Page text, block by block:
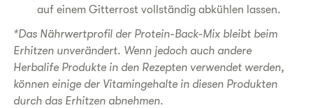
auf einem Gitterrost vollständig abkühlen lassen.
*Das Nährwertprofil der Protein-Back-Mix bleibt beim
Erhitzen unverändert. Wenn jedoch auch andere
Herbalife Produkte in den Rezepten verwendet werden,
können einige der Vitamingehalte in diesen Produkten
durch das Erhitzen abnehmen.